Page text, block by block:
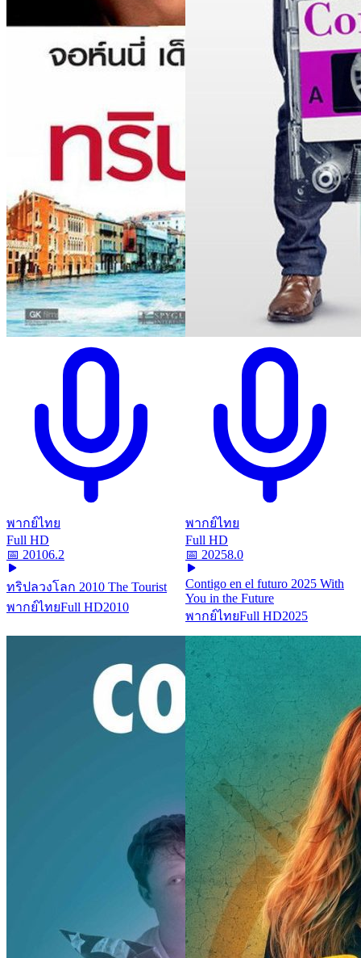
พากย์ไทย
Full HD
📅 20106.2
ทริปลวงโลก 2010 The Tourist
พากย์ไทยFull HD2010
พากย์ไทย
Full HD
📅 20258.0
Contigo en el futuro 2025 With
You in the Future
พากย์ไทยFull HD2025